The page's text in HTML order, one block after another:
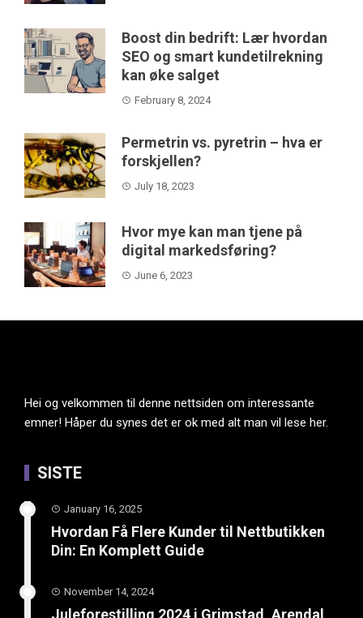
Boost din bedrift: Lær hvordan
SEO og smart kundetilrekning
kan øke salget
February 8, 2024
Permetrin vs. pyretrin – hva er
forskjellen?
July 18, 2023
Hvor mye kan man tjene på
digital markedsføring?
June 6, 2023
Hei og velkommen til denne nettsiden om interessante
emner! Håper du synes det er ok med alt man vil lese her.
SISTE
January 16, 2025
Hvordan Få Flere Kunder til Nettbutikken
Din: En Komplett Guide
November 14, 2024
Juleforestilling 2024 i Grimstad, Arendal